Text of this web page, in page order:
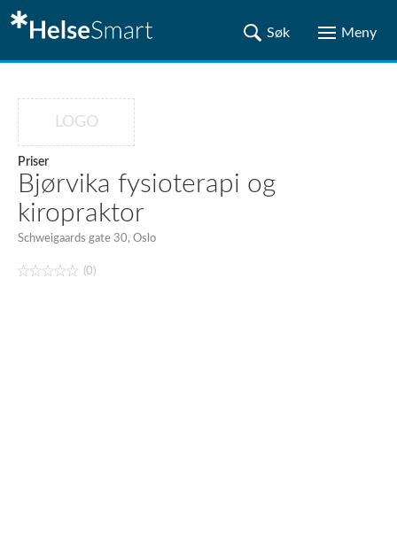
LOGO
Priser
Bjørvika fysioterapi og
kiropraktor
Schweigaards gate 30, Oslo
(0)